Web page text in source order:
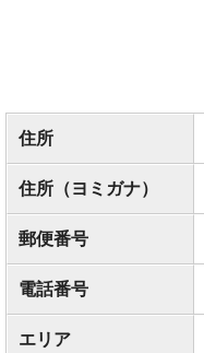
住所
住所（ヨミガナ）
郵便番号
電話番号
エリア